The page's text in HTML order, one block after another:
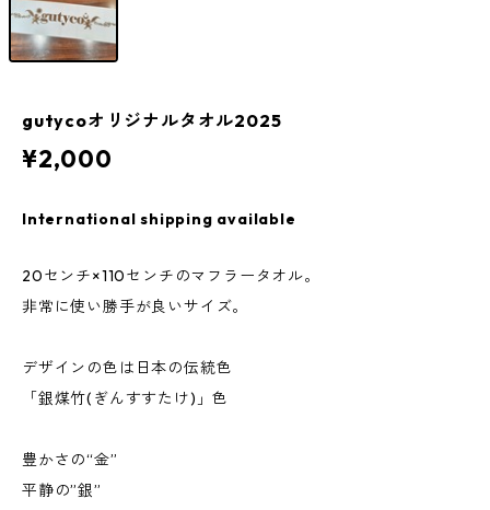
gutycoオリジナルタオル2025
¥2,000
International shipping available
20センチ×110センチのマフラータオル。
非常に使い勝手が良いサイズ。
デザインの色は日本の伝統色
「銀煤竹(ぎんすすたけ)」色
豊かさの“金”
平静の”銀”